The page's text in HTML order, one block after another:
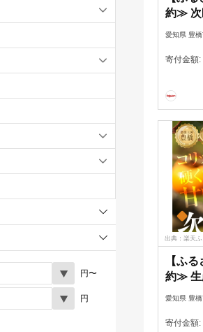
円〜
円
約≫ 次
容量
種無し
ルー
やつ
送 わ
県 豊
愛知県 豊
寄付金額:
出典：楽天
【ふ
約≫ 生
秋の
50玉）
愛知県 豊
寄付金額: